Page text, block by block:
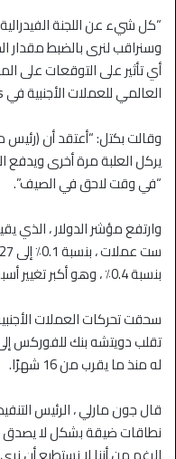
“كل شيء عن اللجنة
وسنراقب لنرى بالضبط مقدار
أي تأثير على التوقعات على
العالمي للعملات الأجنبية في Jefferies ، قال في مذكرة.
وقالت بكتل: “أعتقد أن (رئيس
يركل العلبة مرة أخرى
“في وقت لاحق في الصيف”.
وارتفع مؤشر الدولار ، الذي
بنسبة 0.4٪ ، وهو أكبر تغيير أسبوعي له في خمسة أسابيع.
سحقت تحركات العملات
له منذ ما يقرب من 16 شهرًا.
قال جون مارلي ، الرئيس
نطاقات ضيقة بشكل لا يصدق